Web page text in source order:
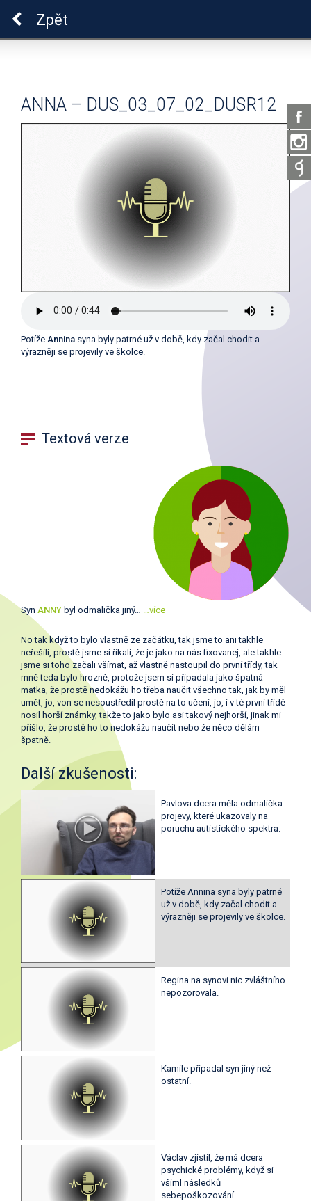
Zpět
ANNA – DUS_03_07_02_DUSR12
Potíže Annina syna byly patrné už v době, kdy začal chodit a
výrazněji se projevily ve školce.
Textová verze
Syn ANNY byl odmalička jiný… …více
No tak když to bylo vlastně ze začátku, tak jsme to ani takhle
neřešili, prostě jsme si říkali, že je jako na nás fixovanej, ale takhle
jsme si toho začali všímat, až vlastně nastoupil do první třídy, tak
mně teda bylo hrozně, protože jsem si připadala jako špatná
matka, že prostě nedokážu ho třeba naučit všechno tak, jak by měl
umět, jo, von se nesoustředil prostě na to učení, jo, i v té první třídě
nosil horší známky, takže to jako bylo asi takový nejhorší, jinak mi
přišlo, že prostě ho to nedokážu naučit nebo že něco dělám
špatně.
Další zkušenosti:
Pavlova dcera měla odmalička
projevy, které ukazovaly na
poruchu autistického spektra.
Potíže Annina syna byly patrné
už v době, kdy začal chodit a
výrazněji se projevily ve školce.
Regina na synovi nic zvláštního
nepozorovala.
Kamile připadal syn jiný než
ostatní.
Václav zjistil, že má dcera
psychické problémy, když si
všiml následků
sebepoškozování.